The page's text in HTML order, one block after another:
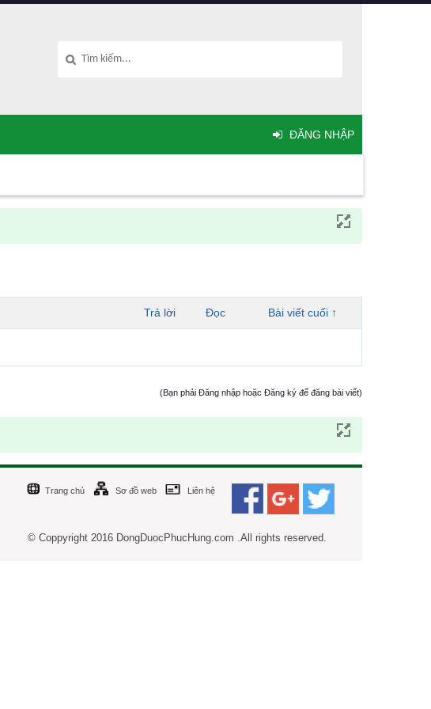
Trả lời Đọc Bài viết cuối ↑
(Bạn phải Đăng nhập hoặc Đăng ký để đăng bài viết)
ĐĂNG NHẬP
Trang chủ Sơ đồ web Liên hệ
© Coppyright 2016 DongDuocPhucHung.com .All rights reserved.